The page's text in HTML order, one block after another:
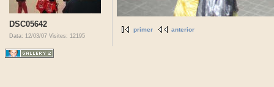
DSC05642
Data: 12/03/07 Visites: 12195
primer anterior